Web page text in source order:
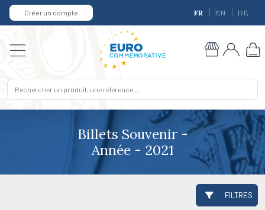
Créer un compte FR EN DE
Billets Souvenir -
Année - 2021
FILTRES